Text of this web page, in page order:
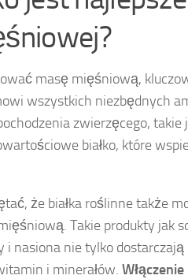
masę mięśniową,
wszystkich niezbędnych
zwierzęcego, takie
białko, które
że białka roślinne także
Takie produkty jak
i nasiona nie tylko dostarczają
i minerałów.